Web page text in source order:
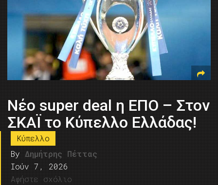
Νέο super deal η ΕΠΟ – Στον
ΣΚΑΪ το Κύπελλο Ελλάδας!
Κύπελλο
By Δημήτρης Πέττας
Ιούν 7, 2026
Αφήστε σχόλιο